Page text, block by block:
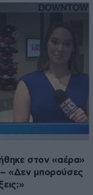
στον «αέρα»
– «Δεν μπορούσες